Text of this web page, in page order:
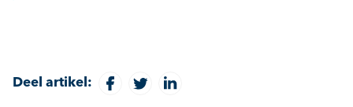
Deel artikel: